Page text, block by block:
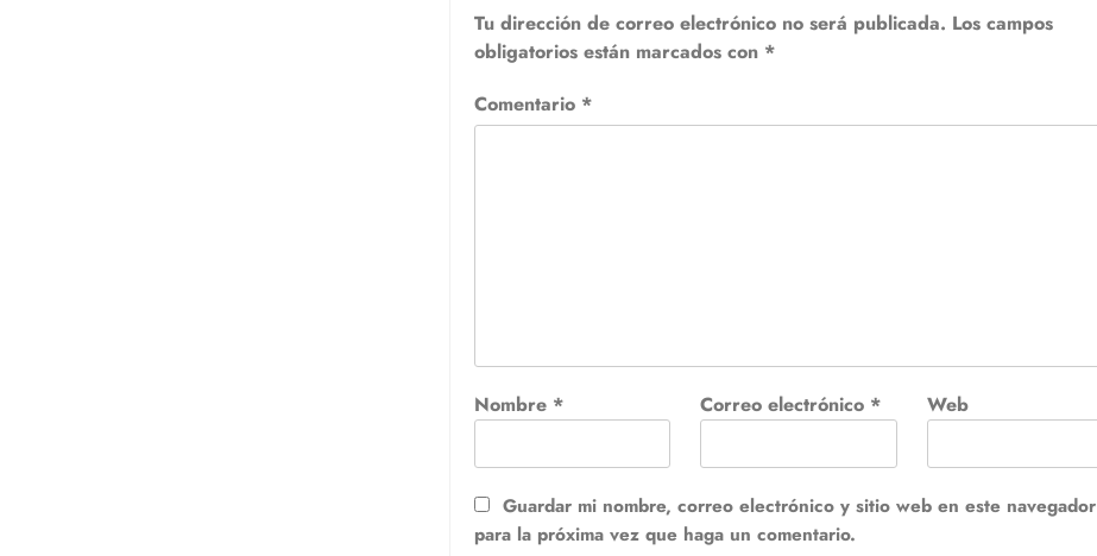
Tu dirección de correo electrónico no será publicada. Los campos
obligatorios están marcados con *
Comentario *
Nombre * Correo electrónico * Web
Guardar mi nombre, correo electrónico y sitio web en este navegador
para la próxima vez que haga un comentario.